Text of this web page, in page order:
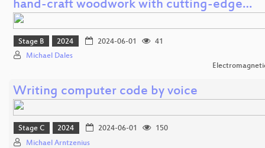
hand-craft woodwork with cutting-edge…
Stage B 2024 2024-06-01
41
Michael Dales
Writing computer code by voice
Stage C 2024 2024-06-01
150
Michael Arntzenius